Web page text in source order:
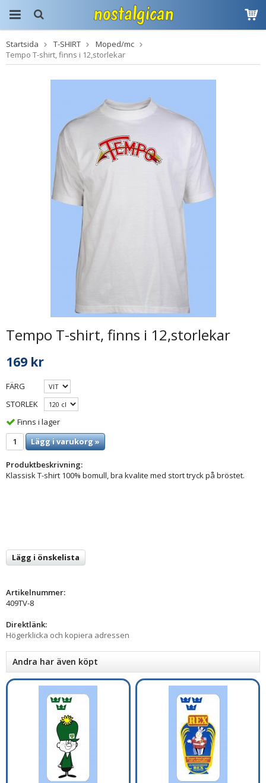
Produkten har blivit
tillagd i varukorgen
Startsida T-SHIRT
Moped/mc
Tempo T-shirt, finns i 12,storlekar
Tempo T-shirt, finns i 12,storlekar
169 kr
FÄRG
STORLEK
Finns i lager
Lägg i varukorg »
Produktbeskrivning:
Klassisk T-shirt 100% bomull, bra kvalite med stort tryck på bröstet.
Lägg i önskelista
Artikelnummer:
409TV-8
Direktlänk:
Högerklicka och kopiera adressen
Andra har även köpt